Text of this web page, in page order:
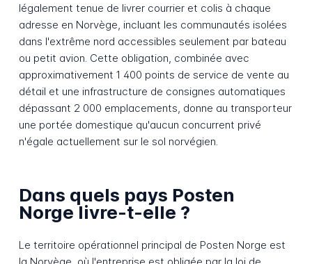
légalement tenue de livrer courrier et colis à chaque
adresse en Norvège, incluant les communautés isolées
dans l'extrême nord accessibles seulement par bateau
ou petit avion. Cette obligation, combinée avec
approximativement 1 400 points de service de vente au
détail et une infrastructure de consignes automatiques
dépassant 2 000 emplacements, donne au transporteur
une portée domestique qu'aucun concurrent privé
n'égale actuellement sur le sol norvégien.
Dans quels pays Posten
Norge livre-t-elle ?
Le territoire opérationnel principal de Posten Norge est